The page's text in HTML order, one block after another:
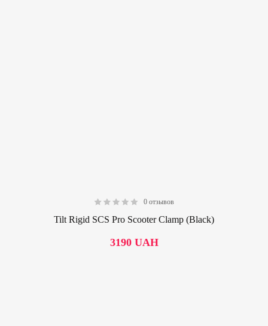
0 отзывов
Tilt Rigid SCS Pro Scooter Clamp (Black)
3190 UAH